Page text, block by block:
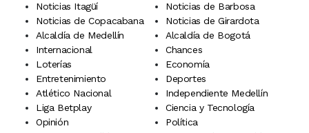
Noticias Itagüí
Noticias de Barbosa
Noticias de Copacabana
Noticias de Girardota
Alcaldía de Medellín
Alcaldía de Bogotá
Internacional
Chances
Loterías
Economía
Entretenimiento
Deportes
Atlético Nacional
Independiente Medellín
Liga Betplay
Ciencia y Tecnología
Opinión
Política